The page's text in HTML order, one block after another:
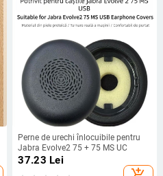
Perne de urechi înlocuibile pentru
Jabra Evolve2 75 + 75 MS UC
37.23 Lei